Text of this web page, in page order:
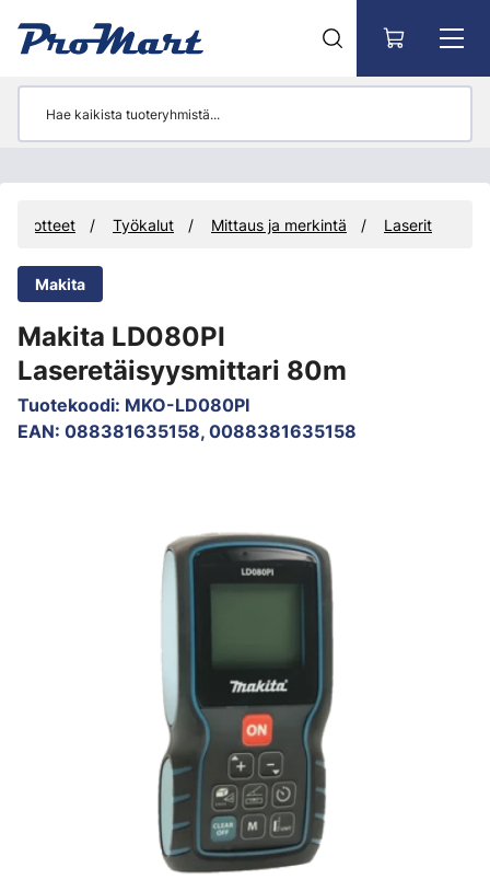
Tuotteet Työkalut Mittaus ja merkintä Laserit
Makita
Makita LD080PI
Laseretäisyysmittari 80m
Tuotekoodi: MKO-LD080PI
EAN: 088381635158, 0088381635158